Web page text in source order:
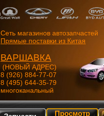
Сеть магазинов автозапчастей
Прямые поставки из Китая
ВАРШАВКА
(НОВЫЙ АДРЕС)
8 (926) 884-77-07
8 (495) 644-35-79
многоканальный
Просмотр